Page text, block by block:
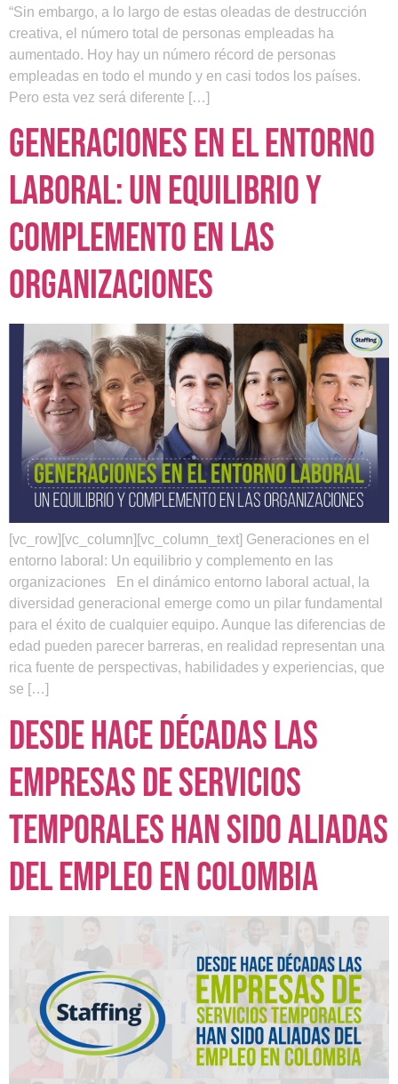
“Sin embargo, a lo largo de estas oleadas de destrucción
creativa, el número total de personas empleadas ha
aumentado. Hoy hay un número récord de personas
empleadas en todo el mundo y en casi todos los países.
Pero esta vez será diferente […]
Generaciones en el entorno
laboral: Un equilibrio y
complemento en las
organizaciones
[vc_row][vc_column][vc_column_text] Generaciones en el
entorno laboral: Un equilibrio y complemento en las
organizaciones En el dinámico entorno laboral actual, la
diversidad generacional emerge como un pilar fundamental
para el éxito de cualquier equipo. Aunque las diferencias de
edad pueden parecer barreras, en realidad representan una
rica fuente de perspectivas, habilidades y experiencias, que
se […]
Desde hace décadas las
Empresas de Servicios
Temporales han sido aliadas
del empleo en Colombia